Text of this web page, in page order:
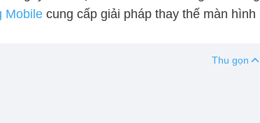
Mobile cung cấp giải pháp thay thế màn hình
Thu gọn